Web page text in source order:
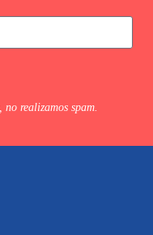
no realizamos spam.